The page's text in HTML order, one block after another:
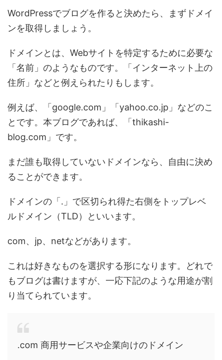
WordPressでブログを作ると決めたら、まずドメイ
ンを取得しましょう。
ドメインとは、Webサイトを特定するために必要な
「名前」のようなものです。「インターネット上の
住所」などと例えられたりもします。
例えば、「google.com」「yahoo.co.jp」などのこ
とです。本ブログであれば、「thikashi-
blog.com」です。
まだ誰も取得していないドメインなら、自由に決め
ることができます。
ドメインの「.」で区切られ得た右側をトップレベ
ルドメイン（TLD）といいます。
com、jp、netなどがあります。
これは好きなものを選択する形になります。どれで
もブログは書けますが、一応下記のような用途が割
り当てられています。
.com 商用サービスや企業向けのドメイン